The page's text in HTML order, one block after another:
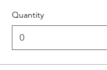
Quantity